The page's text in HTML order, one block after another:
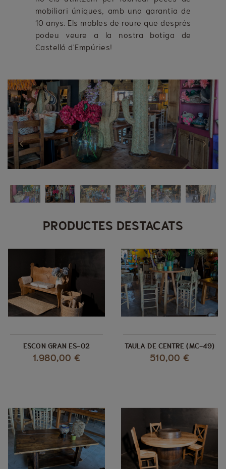
mobiliari úniques, amb una garantia de
10 anys. Els mobles de roure que després
podeu veure a la nostra botiga de
Castelló d'Empúries!
PRODUCTES DESTACATS
ESCON GRAN ES-02
1.980,00 €
TAULA DE CENTRE (MC-49)
510,00 €